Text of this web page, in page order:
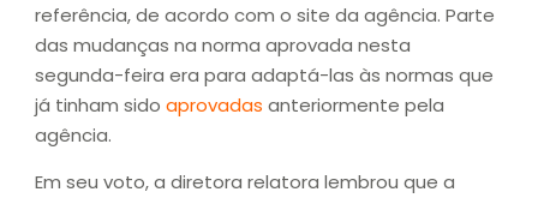
referência, de acordo com o site da agência. Parte
das mudanças na norma aprovada nesta
segunda-feira era para adaptá-las às normas que
já tinham sido aprovadas anteriormente pela
agência.
Em seu voto, a diretora relatora lembrou que a